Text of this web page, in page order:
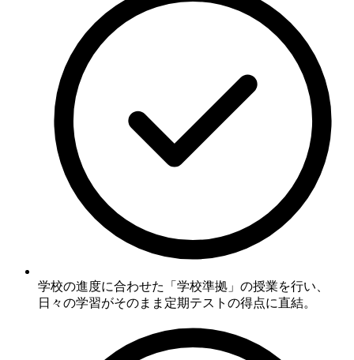
学校の進度に合わせた「学校準拠」の授業を行い、
日々の学習がそのまま定期テストの得点に直結。